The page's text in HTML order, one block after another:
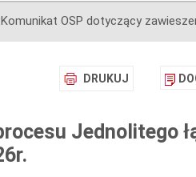
DRUKUJ
Jednolitego